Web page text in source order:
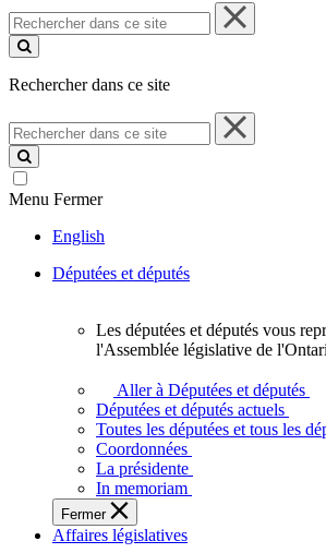
Rechercher
dans
ce
Rechercher dans ce site
Rechercher
dans
ce
site
Menu Fermer
English
Députées et députés
députés
vous
représentent
sein
de
l'Assemblée
législative
Les députées et députés vous
l'Assemblée législative de
Aller à Députées et députés
Députées et députés actuels
Toutes les députées et tous les
Coordonnées
La présidente
In memoriam
Fermer
Affaires législatives